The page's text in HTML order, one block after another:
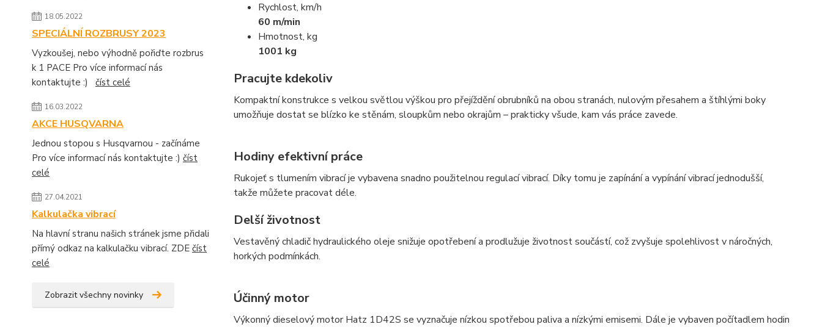
18.05.2022
SPECIÁLNÍ ROZBRUSY 2023
Vyzkoušej, nebo výhodně pořiďte rozbrus
k 1 PACE Pro více informací nás
kontaktujte :) číst celé
16.03.2022
AKCE HUSQVARNA
Jednou stopou s Husqvarnou - začínáme
Pro více informací nás kontaktujte :) číst
celé
27.04.2021
Kalkulačka vibrací
Na hlavní stranu našich stránek jsme přidali
přímý odkaz na kalkulačku vibrací. ZDE číst
celé
Zobrazit všechny novinky
Rychlost, km/h
60 m/min
Hmotnost, kg
1001 kg
Pracujte kdekoliv
Kompaktní konstrukce s velkou světlou výškou pro přejíždění obrubníků na obou stranách, nulovým přesahem a štíhlými boky
umožňuje dostat se blízko ke stěnám, sloupkům nebo okrajům – prakticky všude, kam vás práce zavede.
Hodiny efektivní práce
Rukojeť s tlumením vibrací je vybavena snadno použitelnou regulací vibrací. Díky tomu je zapínání a vypínání vibrací jednodušší,
takže můžete pracovat déle.
Delší životnost
Vestavěný chladič hydraulického oleje snižuje opotřebení a prodlužuje životnost součástí, což zvyšuje spolehlivost v náročných,
horkých podmínkách.
Účinný motor
Výkonný dieselový motor Hatz 1D42S se vyznačuje nízkou spotřebou paliva a nízkými emisemi. Dále je vybaven počítadlem hodin